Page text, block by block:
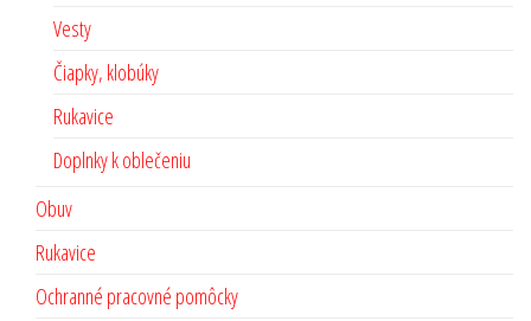
Vesty
Čiapky, klobúky
Rukavice
Doplnky k oblečeniu
Obuv
Rukavice
Ochranné pracovné pomôcky